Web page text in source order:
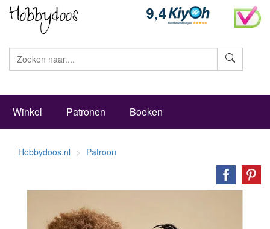
Winkel Patronen Boeken
Hobbydoos.nl Patroon